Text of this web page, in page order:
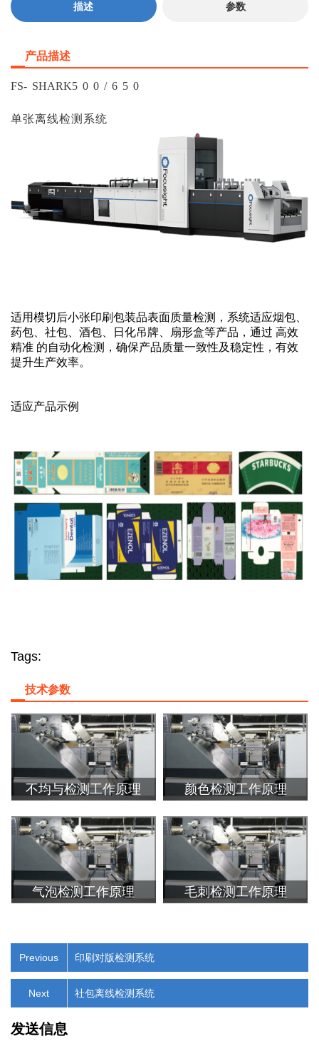
描述 参数
产品描述
FS- SHARK500/650
单张离线检测系统
适用模切后小张印刷包装品表面质量检测，系统适应烟包、
药包、社包、酒包、日化吊牌、扇形盒等产品，通过 高效
精准 的自动化检测，确保产品质量一致性及稳定性，有效
提升生产效率。
适应产品示例
Tags:
技术参数
不均与检测工作原理 颜色检测工作原理
气泡检测工作原理 毛刺检测工作原理
Previous 印刷对版检测系统
社包离线检测系统
Next
发送信息